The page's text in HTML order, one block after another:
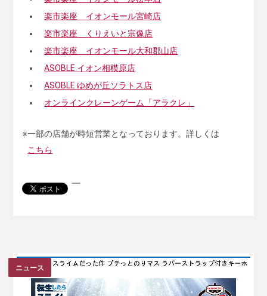
楽市楽座 イオンモール宮崎店
楽市楽座 くりえいと宗像店
楽市楽座 イオンモール大和郡山店
ASOBLE イオン相模原店
ASOBLE ゆめが丘ソラトス店
オンラインクレーンゲーム「アラクレ」
※一部の店舗が時短営業となっております。詳しくは
こちら
ニュース